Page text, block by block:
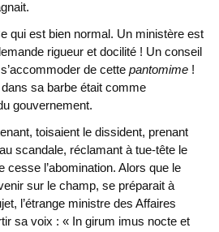
qui est bien normal. Un ministère est
rigueur et docilité ! Un conseil
de cette pantomime !
sa barbe était comme
gouvernement.
toisaient le dissident, prenant
scandale, réclamant à tue-tête le
cesse l’abomination. Alors que le
sur le champ, se préparait à
l’étrange ministre des Affaires
sa voix : « In girum imus nocte et